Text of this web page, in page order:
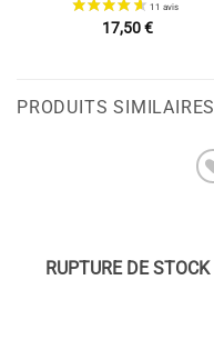
17,50€
PRODUITS SIMILAIRES
RUPTURE DE STOCK